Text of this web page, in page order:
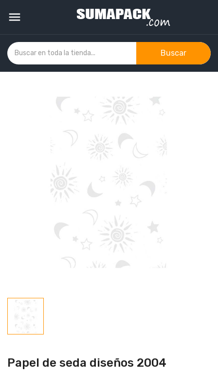

Buscar
Papel de seda diseños 2004